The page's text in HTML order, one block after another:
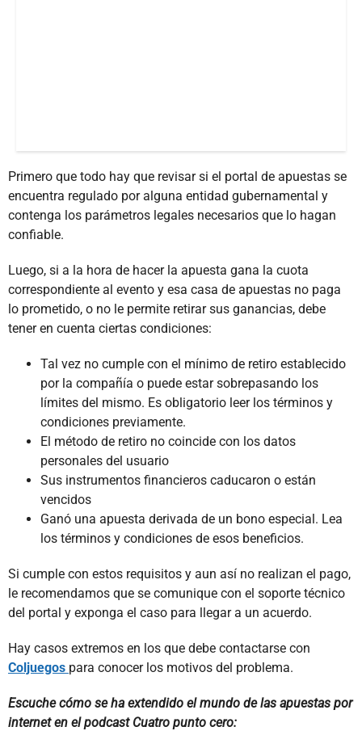
Primero que todo hay que revisar si el portal de apuestas se
encuentra regulado por alguna entidad gubernamental y
contenga los parámetros legales necesarios que lo hagan
confiable.
Luego, si a la hora de hacer la apuesta gana la cuota
correspondiente al evento y esa casa de apuestas no paga
lo prometido, o no le permite retirar sus ganancias, debe
tener en cuenta ciertas condiciones:
Tal vez no cumple con el mínimo de retiro establecido
por la compañía o puede estar sobrepasando los
límites del mismo. Es obligatorio leer los términos y
condiciones previamente.
El método de retiro no coincide con los datos
personales del usuario
Sus instrumentos financieros caducaron o están
vencidos
Ganó una apuesta derivada de un bono especial. Lea
los términos y condiciones de esos beneficios.
Si cumple con estos requisitos y aun así no realizan el pago,
le recomendamos que se comunique con el soporte técnico
del portal y exponga el caso para llegar a un acuerdo.
Hay casos extremos en los que debe contactarse con
Coljuegos para conocer los motivos del problema.
Escuche cómo se ha extendido el mundo de las apuestas por
internet en el podcast Cuatro punto cero: